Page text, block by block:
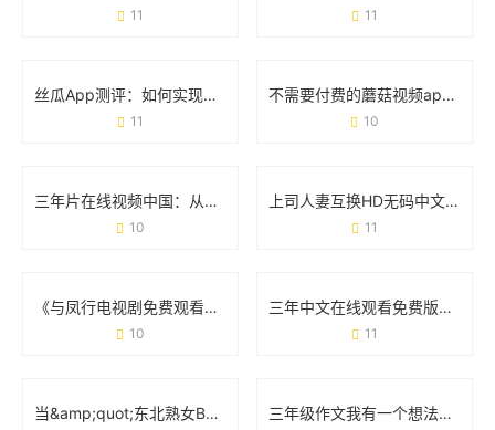
11 11
丝瓜App测评：如何实现无限播放的追剧自由？
11
不需要付费的蘑菇视频app：如何用一款免费工具解锁你的观影自由
10
三年片在线视频中国：从流量狂欢到内容升级的蜕变之路
10
上司人妻互换HD无码中文字幕：一场争议背后的社会观察与影视现象
11
《与凤行电视剧免费观看全集完整版》：追剧攻略与观剧体验全分享
10
三年中文在线观看免费版：追剧党的“宝藏库”还是行业新趋势？
11
当&amp;quot;东北熟女BBWBBW喷水&amp;quot;成为现象：那些藏在标签背后的真实人生 三年级作文我有一个想法300字：用创意点亮校园生活